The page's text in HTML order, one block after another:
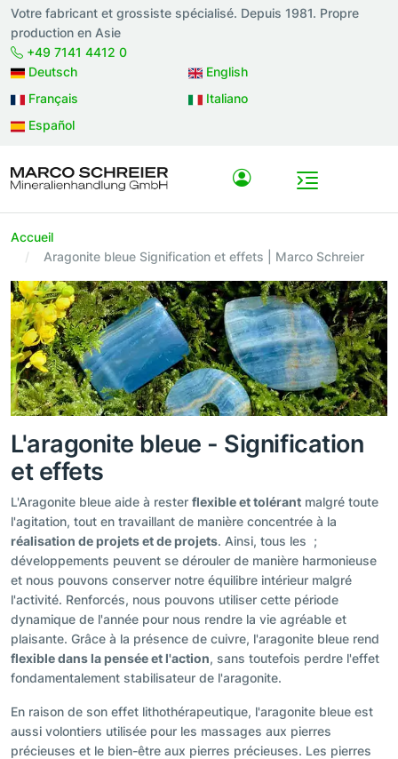
Votre fabricant et grossiste spécialisé. Depuis 1981. Propre
production en Asie
+49 7141 4412 0
Deutsch
English
Français
Italiano
Español
Accueil
Aragonite bleue Signification et effets | Marco Schreier
L'aragonite bleue - Signification
et effets
L'Aragonite bleue aide à rester flexible et tolérant malgré toute
l'agitation, tout en travaillant de manière concentrée à la
réalisation de projets et de projets. Ainsi, tous les ;
développements peuvent se dérouler de manière harmonieuse
et nous pouvons conserver notre équilibre intérieur malgré
l'activité. Renforcés, nous pouvons utiliser cette période
dynamique de l'année pour nous rendre la vie agréable et
plaisante. Grâce à la présence de cuivre, l'aragonite bleue rend
flexible dans la pensée et l'action, sans toutefois perdre l'effet
fondamentalement stabilisateur de l'aragonite.
En raison de son effet lithothérapeutique, l'aragonite bleue est
aussi volontiers utilisée pour les massages aux pierres
précieuses et le bien-être aux pierres précieuses. Les pierres